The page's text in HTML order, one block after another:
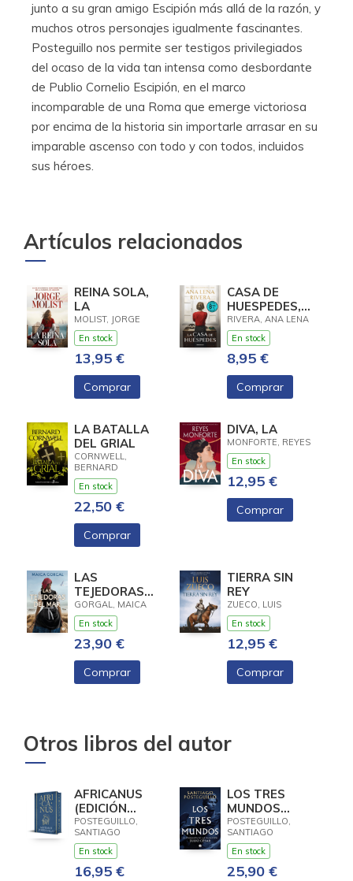
junto a su gran amigo Escipión más allá de la razón, y
muchos otros personajes igualmente fascinantes.
Posteguillo nos permite ser testigos privilegiados
del ocaso de la vida tan intensa como desbordante
de Publio Cornelio Escipión, en el marco
incomparable de una Roma que emerge victoriosa
por encima de la historia sin importarle arrasar en su
imparable ascenso con todo y con todos, incluidos
sus héroes.
Artículos relacionados
REINA SOLA,
LA
MOLIST, JORGE
En stock
13,95 €
Comprar
CASA DE
HUESPEDES,
LA (EDICION
LIMITADA ·
VERANO)
RIVERA, ANA LENA
En stock
8,95 €
Comprar
LA BATALLA
DEL GRIAL
CORNWELL,
BERNARD
En stock
22,50 €
Comprar
DIVA, LA
MONFORTE, REYES
En stock
12,95 €
Comprar
LAS
TEJEDORAS
DEL MAR
GORGAL, MAICA
En stock
23,90 €
Comprar
TIERRA SIN
REY
ZUECO, LUIS
En stock
12,95 €
Comprar
Otros libros del autor
AFRICANUS
(EDICIÓN
ESPECIAL
LIMITADA)
(TRILOGÍA
AFRICANUS 1)
POSTEGUILLO,
SANTIAGO
En stock
16,95 €
LOS TRES
MUNDOS
(SERIE JULIO
CÉSAR 3)
POSTEGUILLO,
SANTIAGO
En stock
25,90 €